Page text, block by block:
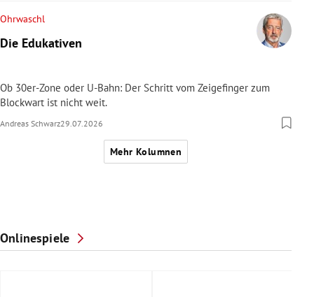
Ohrwaschl
Die Edukativen
Ob 30er-Zone oder U-Bahn: Der Schritt vom Zeigefinger zum
Blockwart ist nicht weit.
Andreas Schwarz29.07.2026
Mehr Kolumnen
Onlinespiele